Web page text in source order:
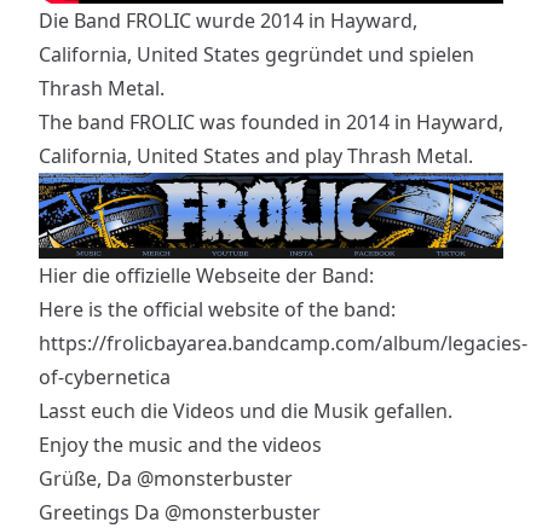
Die Band FROLIC wurde 2014 in Hayward,
California, United States gegründet und spielen
Thrash Metal.
The band FROLIC was founded in 2014 in Hayward,
California, United States and play Thrash Metal.
Hier die offizielle Webseite der Band:
Here is the official website of the band:
https://frolicbayarea.bandcamp.com/album/legacies-
of-cybernetica
Lasst euch die Videos und die Musik gefallen.
Enjoy the music and the videos
Grüße, Da @monsterbuster
Greetings Da @monsterbuster